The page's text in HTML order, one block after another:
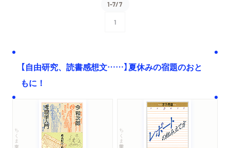
1-7/7
1
【自由研究、読書感想文……】夏休みの宿題のおと
もに！
ちくま文庫 ちくま学芸文庫